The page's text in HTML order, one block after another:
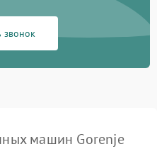
₽
звонок
машин Gorenje